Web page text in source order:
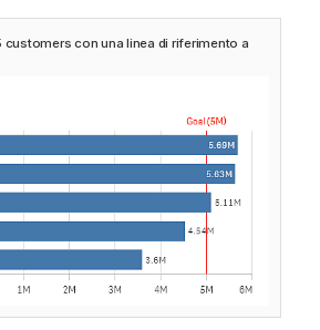
customers con una linea di riferimento a